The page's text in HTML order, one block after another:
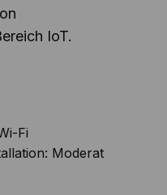
IoT.
Fi
Moderat